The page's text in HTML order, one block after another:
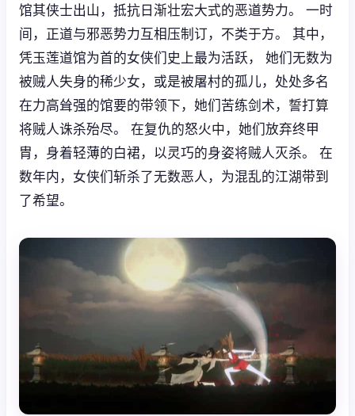
馆其侠士出山，抵抗日渐壮宏大式的恶道势力。 一时
间，正道与邪恶势力互相压制订，不类于方。 其中，
凭玉莲道馆为首的女侠们史上最为活跃， 她们无数为
被贼人失身的稀少女，或是被屠村的孤儿，处处多名
在力高耸强的馆要的带领下，她们苦练剑术，誓打算
将贼人诛杀殆尽。 在复仇的怒火中，她们放弃终甲
胄，身着轻薄的白裙，以灵巧的身姿将贼人灭杀。 在
数年内，女侠们斩杀了无数恶人，为混乱的江湖带到
了希望。